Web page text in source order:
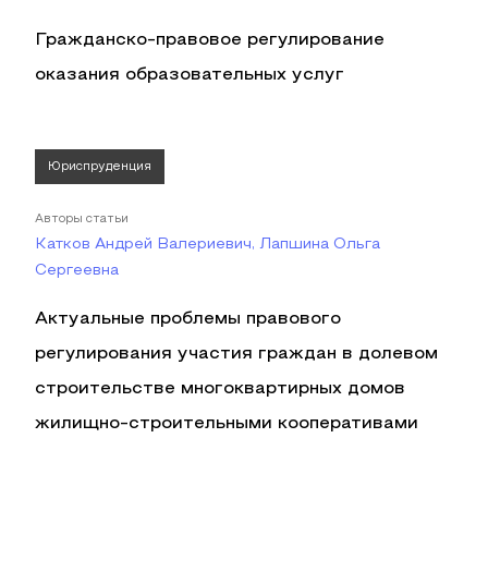
Гражданско-правовое регулирование
оказания образовательных услуг
Юриспруденция
Авторы статьи
Катков Андрей Валериевич, Лапшина Ольга
Сергеевна
Актуальные проблемы правового
регулирования участия граждан в долевом
строительстве многоквартирных домов
жилищно-строительными кооперативами